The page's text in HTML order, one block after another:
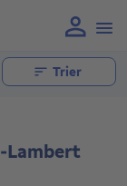
Trier
Lambert